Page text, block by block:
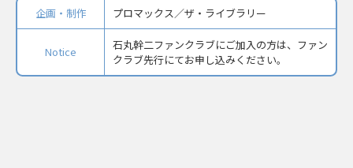
企画・制作 プロマックス／ザ・ライブラリー
Notice
石丸幹二ファンクラブにご加入の方は、ファン
クラブ先行にてお申し込みください。